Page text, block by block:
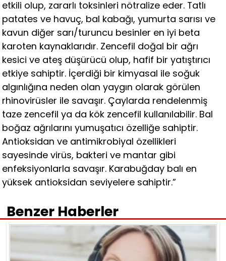
etkili olup, zararlı toksinleri nötralize eder. Tatlı
patates ve havuç, bal kabağı, yumurta sarısı ve
kavun diğer sarı/turuncu besinler en iyi beta
karoten kaynaklarıdır. Zencefil doğal bir ağrı
kesici ve ateş düşürücü olup, hafif bir yatıştırıcı
etkiye sahiptir. İçerdiği bir kimyasal ile soğuk
algınlığına neden olan yaygın olarak görülen
rhinovirüsler ile savaşır. Çaylarda rendelenmiş
taze zencefil ya da kök zencefil kullanılabilir. Bal
boğaz ağrılarını yumuşatıcı özelliğe sahiptir.
Antioksidan ve antimikrobiyal özellikleri
sayesinde virüs, bakteri ve mantar gibi
enfeksiyonlarla savaşır. Karabuğday balı en
yüksek antioksidan seviyelere sahiptir.”
Benzer Haberler